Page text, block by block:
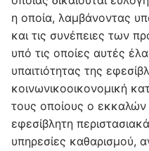
η οποία, λαμβάνοντας
και τις συνέπειες των
υπό τις οποίες αυτές
υπαιτιότητας της
κοινωνικοοικονομική
τους οποίους ο εκκαλών
εφεσίβλητη
υπηρεσίες καθαρισμού,